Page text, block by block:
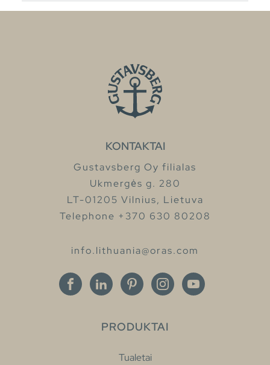
KONTAKTAI
Gustavsberg Oy filialas
Ukmergės g. 280
LT-01205 Vilnius, Lietuva
Telephone +370 630 80208
info.lithuania@oras.com
PRODUKTAI
Tualetai